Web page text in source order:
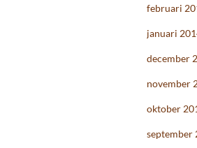
februari
januari
december
november
oktober
september